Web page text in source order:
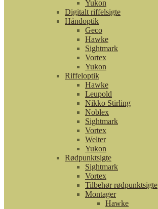
Yukon
Digitalt riffelsigte
Håndoptik
Geco
Hawke
Sightmark
Vortex
Yukon
Riffeloptik
Hawke
Leupold
Nikko Stirling
Noblex
Sightmark
Vortex
Welter
Yukon
Rødpunktsigte
Sightmark
Vortex
Tilbehør rødpunktsigte
Montager
Hawke